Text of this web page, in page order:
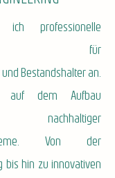
professionelle
für
Bestandshalter an.
auf dem Aufbau
nachhaltiger
Von der
bis hin zu innovativen